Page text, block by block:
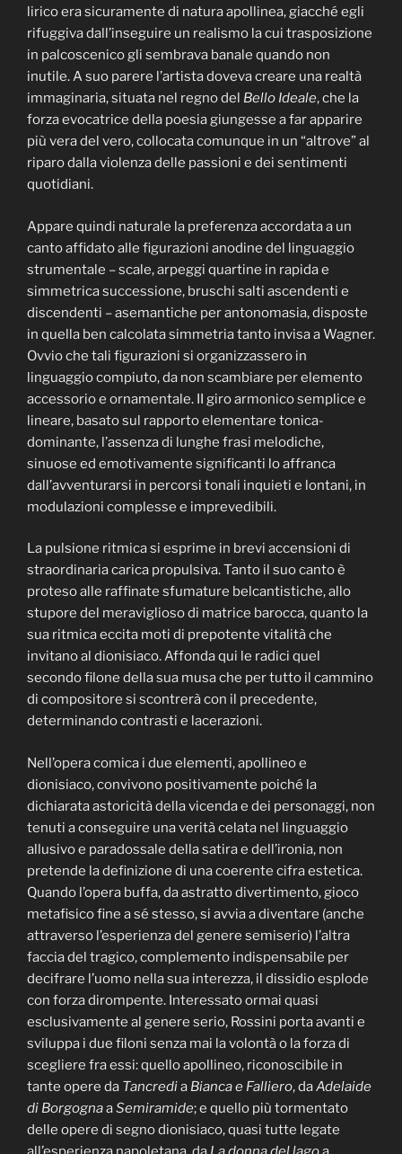
lirico era sicuramente di natura apollinea, giacché egli
rifuggiva dall’inseguire un realismo la cui trasposizione
in palcoscenico gli sembrava banale quando non
inutile. A suo parere l’artista doveva creare una realtà
immaginaria, situata nel regno del Bello Ideale, che la
forza evocatrice della poesia giungesse a far apparire
più vera del vero, collocata comunque in un “altrove” al
riparo dalla violenza delle passioni e dei sentimenti
quotidiani.
Appare quindi naturale la preferenza accordata a un
canto affidato alle figurazioni anodine del linguaggio
strumentale – scale, arpeggi quartine in rapida e
simmetrica successione, bruschi salti ascendenti e
discendenti – asemantiche per antonomasia, disposte
in quella ben calcolata simmetria tanto invisa a Wagner.
Ovvio che tali figurazioni si organizzassero in
linguaggio compiuto, da non scambiare per elemento
accessorio e ornamentale. II giro armonico semplice e
lineare, basato sul rapporto elementare tonica-
dominante, l’assenza di lunghe frasi melodiche,
sinuose ed emotivamente significanti lo affranca
dall’avventurarsi in percorsi tonali inquieti e lontani, in
modulazioni complesse e imprevedibili.
La pulsione ritmica si esprime in brevi accensioni di
straordinaria carica propulsiva. Tanto il suo canto è
proteso alle raffinate sfumature belcantistiche, allo
stupore del meraviglioso di matrice barocca, quanto la
sua ritmica eccita moti di prepotente vitalità che
invitano al dionisiaco. Affonda qui le radici quel
secondo filone della sua musa che per tutto il cammino
di compositore si scontrerà con il precedente,
determinando contrasti e lacerazioni.
Nell’opera comica i due elementi, apollineo e
dionisiaco, convivono positivamente poiché la
dichiarata astoricità della vicenda e dei personaggi, non
tenuti a conseguire una verità celata nel linguaggio
allusivo e paradossale della satira e dell’ironia, non
pretende la definizione di una coerente cifra estetica.
Quando l’opera buffa, da astratto divertimento, gioco
metafisico fine a sé stesso, si avvia a diventare (anche
attraverso l’esperienza del genere semiserio) l’altra
faccia del tragico, complemento indispensabile per
decifrare l’uomo nella sua interezza, il dissidio esplode
con forza dirompente. Interessato ormai quasi
esclusivamente al genere serio, Rossini porta avanti e
sviluppa i due filoni senza mai la volontà o la forza di
scegliere fra essi: quello apollineo, riconoscibile in
tante opere da Tancredia Bianca e Falliero, daAdelaide
di BorgognaaSemiramide; e quello più tormentato
delle opere di segno dionisiaco, quasi tutte legate